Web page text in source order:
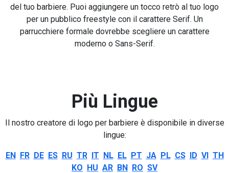
del tuo barbiere. Puoi aggiungere un tocco retrò al tuo logo
per un pubblico freestyle con il carattere Serif. Un
parrucchiere formale dovrebbe scegliere un carattere
moderno o Sans-Serif.
Più Lingue
Il nostro creatore di logo per barbiere è disponibile in diverse
lingue:
EN FR DE ES RU TR IT NL EL PT JA PL CS ID VI TH
KO HU AR BN RO SV